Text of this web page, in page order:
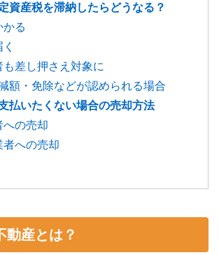
資産税を滞納したらどうなる？
かる
差し押さえ対象に
額・免除などが認められる場合
払いたくない場合の売却方法
への売却
者への売却
動産とは？